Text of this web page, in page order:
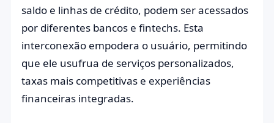
saldo e linhas de crédito, podem ser acessados
por diferentes bancos e fintechs. Esta
interconexão empodera o usuário, permitindo
que ele usufrua de serviços personalizados,
taxas mais competitivas e experiências
financeiras integradas.